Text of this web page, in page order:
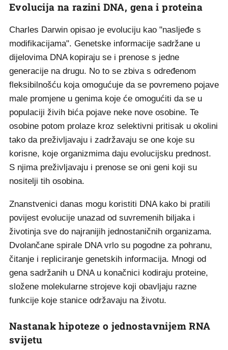
Evolucija na razini DNA, gena i proteina
Charles Darwin opisao je evoluciju kao "nasljeđe s
modifikacijama". Genetske informacije sadržane u
dijelovima DNA kopiraju se i prenose s jedne
generacije na drugu. No to se zbiva s određenom
fleksibilnošću koja omogućuje da se povremeno pojave
male promjene u genima koje će omogućiti da se u
populaciji živih bića pojave neke nove osobine. Te
osobine potom prolaze kroz selektivni pritisak u okolini
tako da preživljavaju i zadržavaju se one koje su
korisne, koje organizmima daju evolucijsku prednost.
S njima preživljavaju i prenose se oni geni koji su
nositelji tih osobina.
Znanstvenici danas mogu koristiti DNA kako bi pratili
povijest evolucije unazad od suvremenih biljaka i
životinja sve do najranijih jednostaničnih organizama.
Dvolančane spirale DNA vrlo su pogodne za pohranu,
čitanje i repliciranje genetskih informacija. Mnogi od
gena sadržanih u DNA u konačnici kodiraju proteine,
složene molekularne strojeve koji obavljaju razne
funkcije koje stanice održavaju na životu.
Nastanak hipoteze o jednostavnijem RNA
svijetu